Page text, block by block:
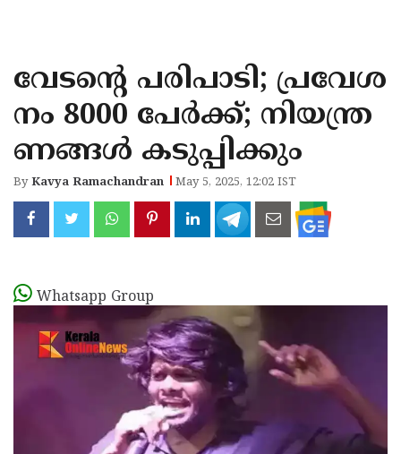
KANNUR
KASARAGOD
വേടന്റെ പരിപാടി; പ്രവേശ
നം 8000 പേർക്ക്; നിയന്ത്ര
ണങ്ങൾ കടുപ്പിക്കും
ByKavya Ramachandran May 5, 2025, 12:02 IST
Whatsapp Group